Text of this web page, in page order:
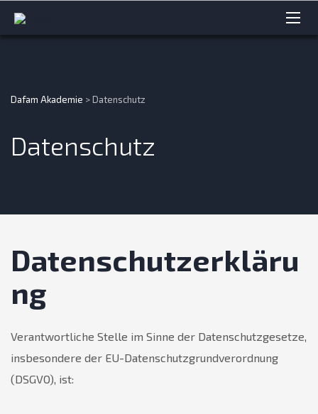
Dafam Akademie >Datenschutz
Datenschutz
Datenschutzerkläru
ng
Verantwortliche Stelle im Sinne der Datenschutzgesetze,
insbesondere der EU-Datenschutzgrundverordnung
(DSGVO), ist: